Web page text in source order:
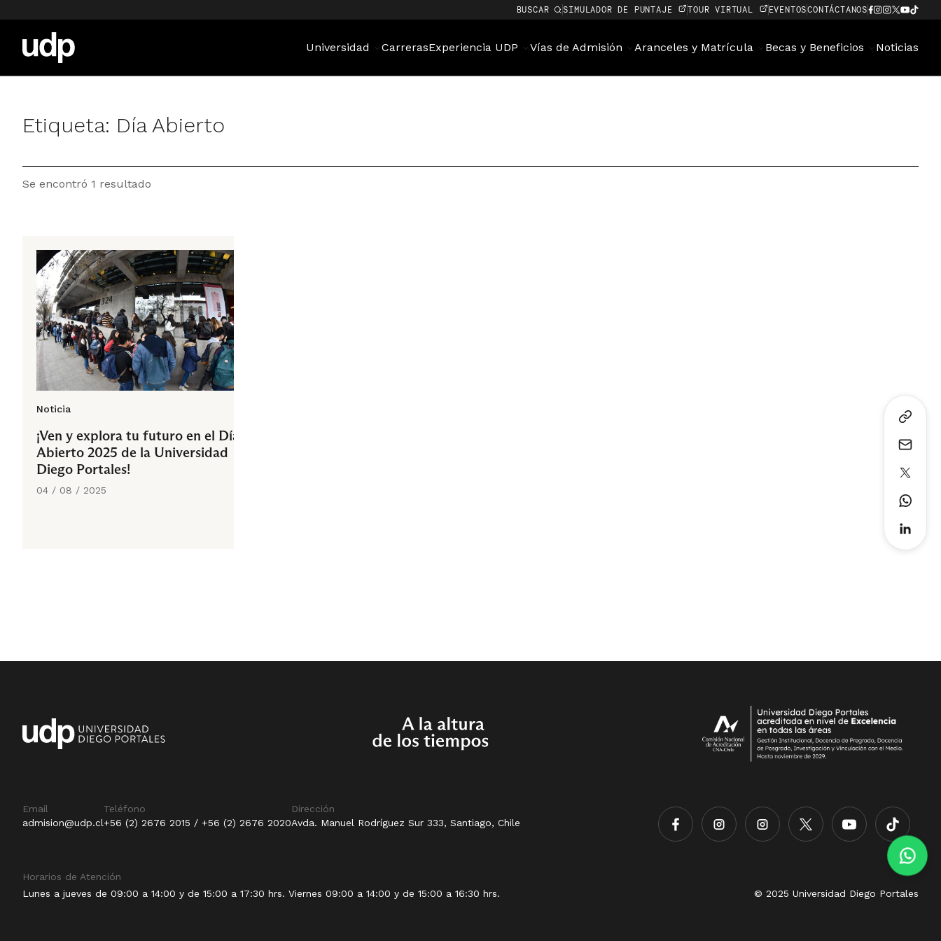
BUSCAR SIMULADOR DE PUNTAJE TOUR VIRTUAL EVENTOSCONTÁCTANOS
Universidad CarrerasExperiencia UDP Vías de Admisión Aranceles y Matrícula Becas y Beneficios Noticias
Etiqueta: Día Abierto
Se encontró 1 resultado
Noticia
¡Ven y explora tu futuro en el Día
Abierto 2025 de la Universidad
Diego Portales!
04 / 08 / 2025
Email
admision@udp.cl
Teléfono
+56 (2) 2676 2015 / +56 (2) 2676 2020
Dirección
Avda. Manuel Rodríguez Sur 333, Santiago, Chile
Horarios de Atención
Lunes a jueves de 09:00 a 14:00 y de 15:00 a 17:30 hrs. Viernes 09:00 a 14:00 y de 15:00 a 16:30 hrs.
© 2025 Universidad Diego Portales